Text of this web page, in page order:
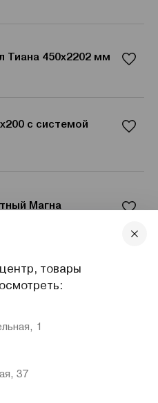
Тиана 450x2202 мм
с системой
Магна
товары
1
37